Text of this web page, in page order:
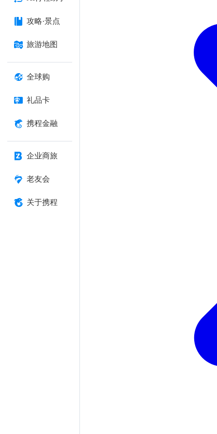
攻略·景点
旅游地图
全球购
礼品卡
携程金融
企业商旅
老友会
关于携程